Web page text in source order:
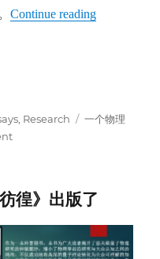
Continue reading
, Research Tags
一个物理
on
张
光
徨》出版了